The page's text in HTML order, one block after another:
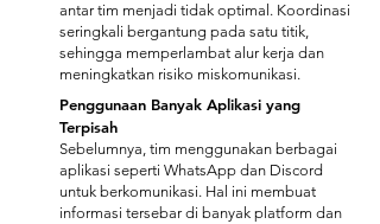
antar tim menjadi tidak optimal. Koordinasi
seringkali bergantung pada satu titik,
sehingga memperlambat alur kerja dan
meningkatkan risiko miskomunikasi.
Penggunaan Banyak Aplikasi yang
Terpisah
Sebelumnya, tim menggunakan berbagai
aplikasi seperti WhatsApp dan Discord
untuk berkomunikasi. Hal ini membuat
informasi tersebar di banyak platform dan